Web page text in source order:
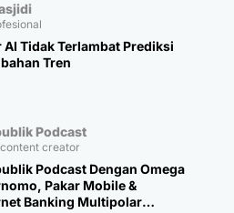
AI Tidak Terlambat Prediksi
Tren
Podcast
creator
Podcast Dengan Omega
Pakar Mobile &
Banking Multipolar